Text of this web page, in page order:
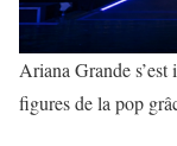
Ariana Grande s’est
figures de la pop